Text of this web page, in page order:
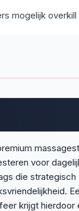
mogelijk overkill
voor
die
krijgt